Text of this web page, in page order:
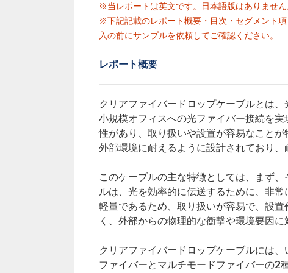
※当レポートは英文です。日本語版はありません
※下記記載のレポート概要・目次・セグメント
入の前にサンプルを依頼してご確認ください。
レポート概要
クリアファイバードロップケーブルとは
小規模オフィスへの光ファイバー接続を
性があり、取り扱いや設置が容易なこと
外部環境に耐えるように設計されており、
このケーブルの主な特徴としては、まず
ルは、光を効率的に伝送するために、非
軽量であるため、取り扱いが容易で、設
く、外部からの物理的な衝撃や環境要因に
クリアファイバードロップケーブルには
ファイバーとマルチモードファイバーの2